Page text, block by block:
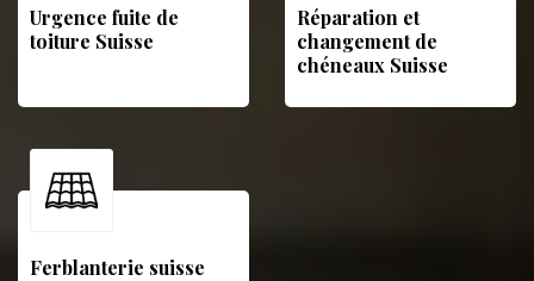
Urgence fuite de
toiture Suisse
Réparation et
changement de
chéneaux Suisse
Ferblanterie suisse